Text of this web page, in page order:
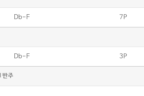
Db-F 7P
Db-F 3P
반주